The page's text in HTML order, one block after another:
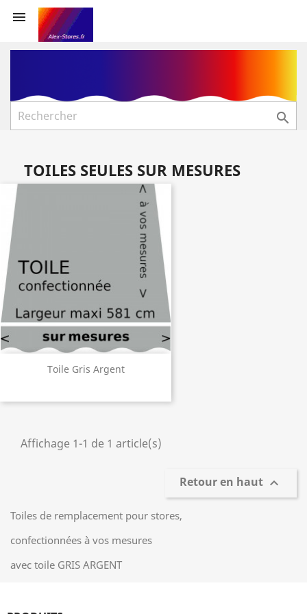


TOILES SEULES SUR MESURES
Toile Gris Argent
Affichage 1-1 de 1 article(s)
Retour en haut 
Toiles de remplacement pour stores,
confectionnées à vos mesures
avec toile GRIS ARGENT